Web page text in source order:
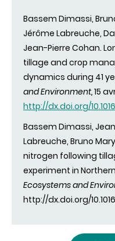
Bassem Dimassi,
Jérôme Labreuche,
Jean-Pierre Cohan.
tillage and crop
dynamics during 41
and Environment,15
http://dx.doi.org/
Bassem Dimassi,
Labreuche, Bruno
nitrogen following
experiment in
Ecosystems and
http://dx.doi.org/